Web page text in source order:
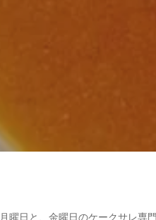
月曜日と、金曜日のケークサレ専